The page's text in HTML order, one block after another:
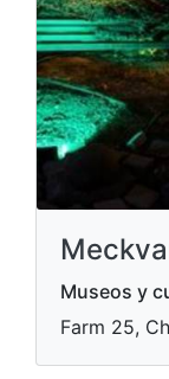
Museos y
Farm 25,